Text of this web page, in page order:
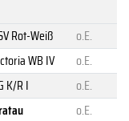
Rot-Weiß
o.E.
WB IV
o.E.
K/R I
o.E.
o.E.